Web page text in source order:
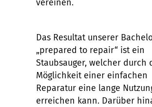
vereinen.
Das Resultat unserer
„prepared to repair“ ist ein
Staubsauger, welcher durch
Möglichkeit einer einfachen
Reparatur eine lange
erreichen kann. Darüber